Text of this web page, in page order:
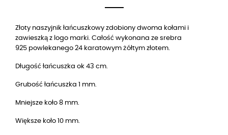
Złoty naszyjnik łańcuszkowy zdobiony dwoma kołami i
zawieszką z logo marki. Całość wykonana ze srebra
925 powlekanego 24 karatowym żółtym złotem.
Długość łańcuszka ok 43 cm.
Grubość łańcuszka 1 mm.
Mniejsze koło 8 mm.
Większe koło 10 mm.